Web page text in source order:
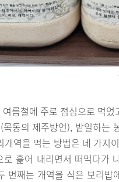
름철에 주로 점심으로 먹
목동의 제주방언), 밭일하는
개역을 먹는 방법은 네 가지
로 훑어 내리면서 떠먹다가
번째는 개역을 식은 보리